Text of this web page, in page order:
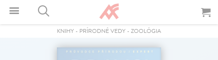
KNIHY - PRÍRODNÉ VEDY - ZOOLÓGIA